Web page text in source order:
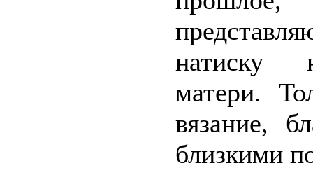
натиску
матери.
вязание,
близкими